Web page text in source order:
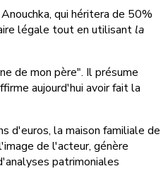
qui héritera de 50%
légale tout en utilisant la
de mon père". Il présume
aujourd'hui avoir fait la
d'euros, la maison familiale de
de l'acteur, génère
patrimoniales